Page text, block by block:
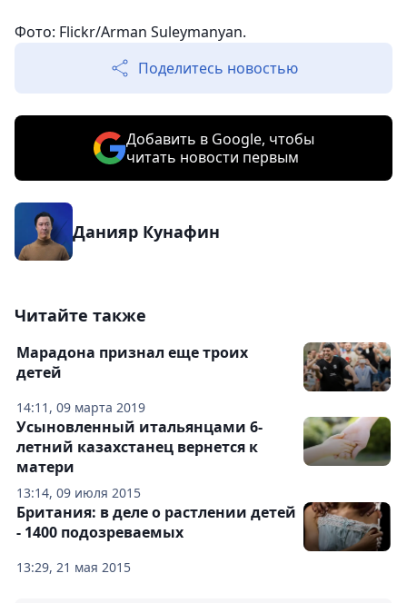
Фото: Flickr/Arman Suleymanyan.
Поделитесь новостью
Добавить в Google, чтобы
читать новости первым
Данияр Кунафин
Читайте также
14:11, 09 марта 2019
Марадона признал еще троих
детей
13:14, 09 июля 2015
Усыновленный итальянцами 6-
летний казахстанец вернется к
матери
13:29, 21 мая 2015
Британия: в деле о растлении детей
- 1400 подозреваемых